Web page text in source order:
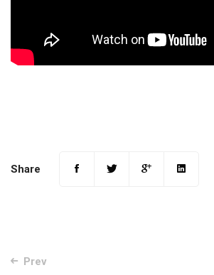
Share
Post
Prev